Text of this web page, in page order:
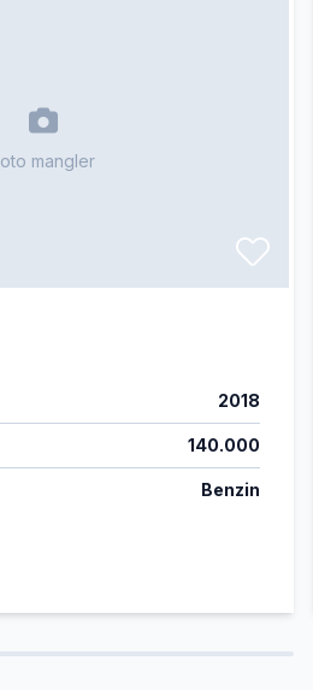
mangler
2018
140.000
Benzin